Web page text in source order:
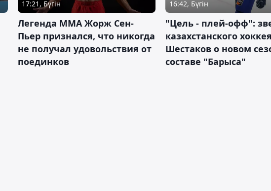
17:21, Бүгін
Легенда ММА Жорж Сен-
Пьер признался, что никогда
не получал удовольствия от
поединков
16:42, Бүгін
"Цель - плей-офф":
казахстанского
Шестаков о новом
составе "Барыса"